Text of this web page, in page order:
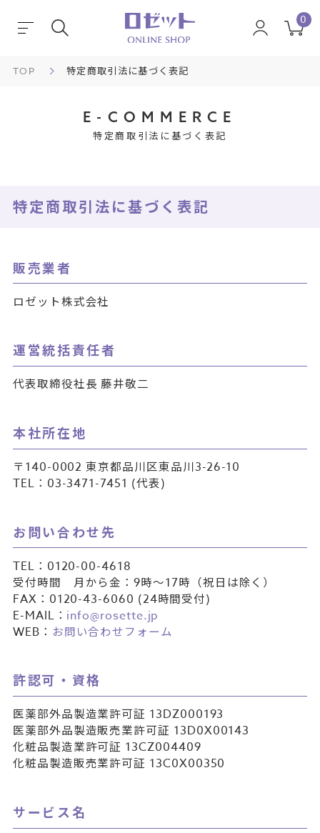
0
TOP 特定商取引法に基づく表記
E-COMMERCE
特定商取引法に基づく表記
特定商取引法に基づく表記
販売業者
ロゼット株式会社
運営統括責任者
代表取締役社長 藤井敬二
本社所在地
〒140-0002 東京都品川区東品川3-26-10
TEL：03-3471-7451 (代表)
お問い合わせ先
TEL：0120-00-4618
受付時間 月から金：9時～17時（祝日は除く）
FAX：0120-43-6060 (24時間受付)
E-MAIL： info@rosette.jp
WEB： お問い合わせフォーム
許認可・資格
医薬部外品製造業許可証 13DZ000193
医薬部外品製造販売業許可証 13D0X00143
化粧品製造業許可証 13CZ004409
化粧品製造販売業許可証 13C0X00350
サービス名